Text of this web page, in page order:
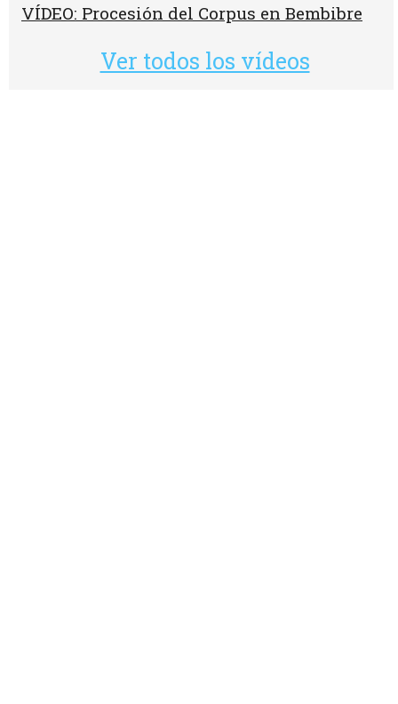
VÍDEO: Procesión del Corpus en Bembibre
Ver todos los vídeos